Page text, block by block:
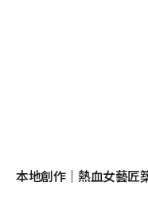
本地創作｜熱血女藝匠